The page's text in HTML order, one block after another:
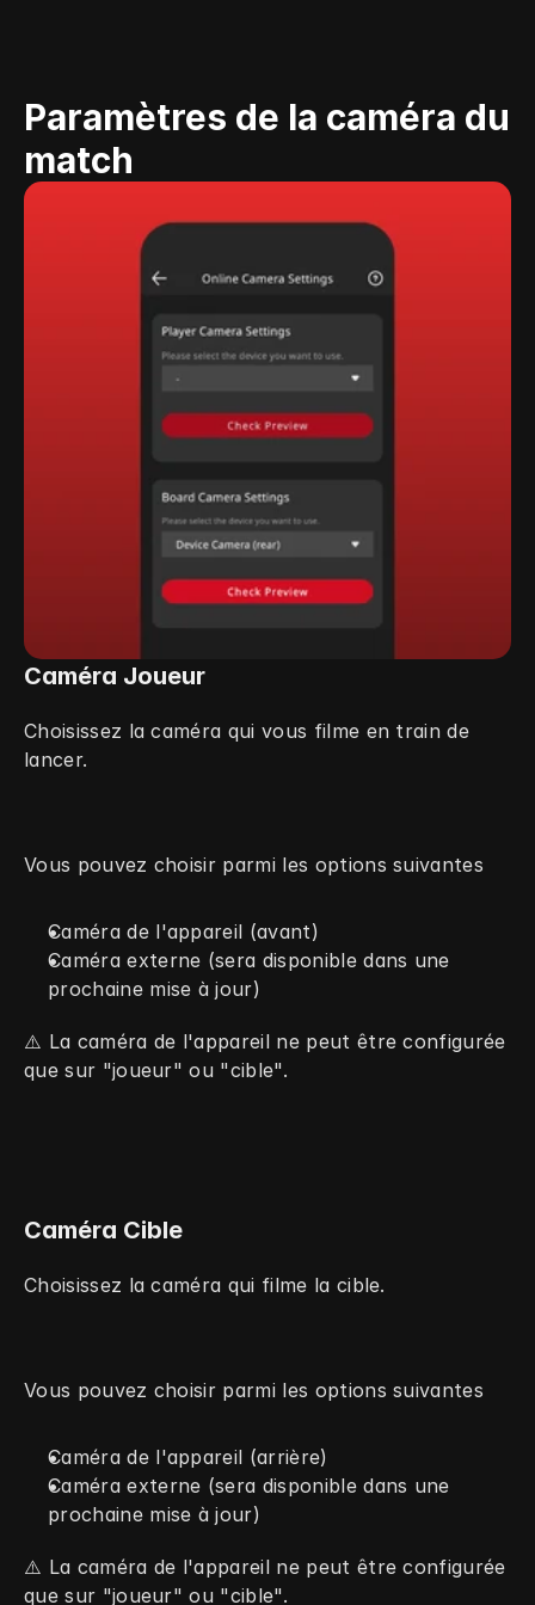
Paramètres de la caméra du
match
Caméra Joueur
Choisissez la caméra qui vous filme en train de
lancer.
Vous pouvez choisir parmi les options suivantes
Caméra de l'appareil (avant)
Caméra externe (sera disponible dans une
prochaine mise à jour)
⚠️ La caméra de l'appareil ne peut être configurée
que sur "joueur" ou "cible".
Caméra Cible
Choisissez la caméra qui filme la cible.
Vous pouvez choisir parmi les options suivantes
Caméra de l'appareil (arrière)
Caméra externe (sera disponible dans une
prochaine mise à jour)
⚠️ La caméra de l'appareil ne peut être configurée
que sur "joueur" ou "cible".